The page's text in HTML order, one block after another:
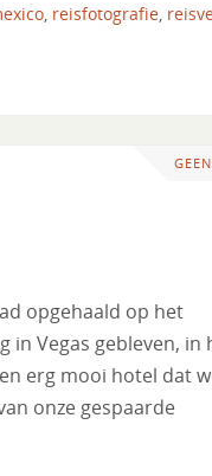
reisfotografie
opgehaald op het
in Vegas gebleven, in
erg mooi hotel dat
onze gespaarde